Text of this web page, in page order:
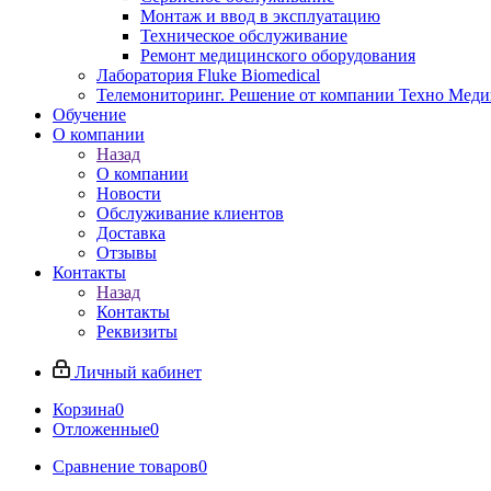
Монтаж и ввод в эксплуатацию
Техническое обслуживание
Ремонт медицинского оборудования
Лаборатория Fluke Biomedical
Телемониторинг. Решение от компании Техно
Обучение
О компании
Назад
О компании
Новости
Обслуживание клиентов
Доставка
Отзывы
Контакты
Назад
Контакты
Реквизиты
Личный кабинет
Корзина0
Отложенные0
Сравнение товаров0